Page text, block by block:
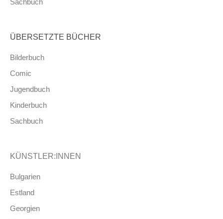
ÜBERSETZTE BÜCHER
Bilderbuch
Comic
Jugendbuch
Kinderbuch
Sachbuch
KÜNSTLER:INNEN
Bulgarien
Estland
Georgien